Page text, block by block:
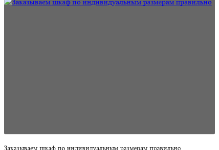
Заказываем шкаф по индивидуальным размерам правильно